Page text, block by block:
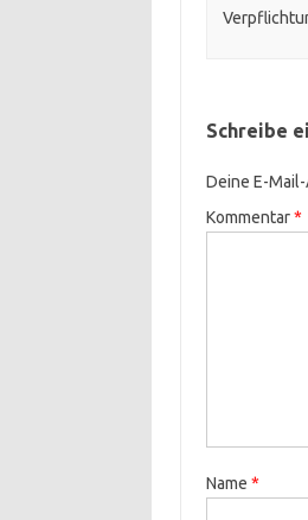
Schreibe
Deine E-
Kommentar*
Name *